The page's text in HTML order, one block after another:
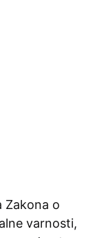
Zakona o
varnosti,